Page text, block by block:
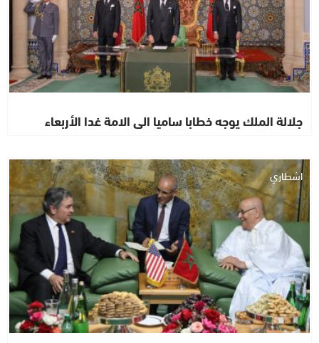
جلالة الملك يوجه خطابا ساميا الى الامة غدا الأربعاء
اشطاري